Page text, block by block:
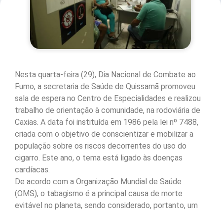
Nesta quarta-feira (29), Dia Nacional de Combate ao
Fumo, a secretaria de Saúde de Quissamã promoveu
sala de espera no Centro de Especialidades e realizou
trabalho de orientação à comunidade, na rodoviária de
Caxias. A data foi instituída em 1986 pela lei nº 7488,
criada com o objetivo de conscientizar e mobilizar a
população sobre os riscos decorrentes do uso do
cigarro. Este ano, o tema está ligado às doenças
cardíacas.
De acordo com a Organização Mundial de Saúde
(OMS), o tabagismo é a principal causa de morte
evitável no planeta, sendo considerado, portanto, um